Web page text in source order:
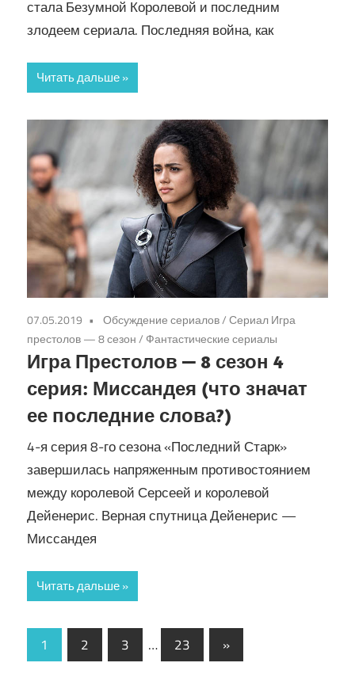
стала Безумной Королевой и последним
злодеем сериала. Последняя война, как
Читать дальше
07.05.2019 Обсуждение сериалов/Сериал Игра
престолов — 8 сезон/ Фантастические сериалы
Игра Престолов — 8 сезон 4
серия: Миссандея (что значат
ее последние слова?)
4-я серия 8-го сезона «Последний Старк»
завершилась напряженным противостоянием
между королевой Серсеей и королевой
Дейенерис. Верная спутница Дейенерис —
Миссандея
Читать дальше
Пагинация
1 2 3 … 23
Следующие
записи
»